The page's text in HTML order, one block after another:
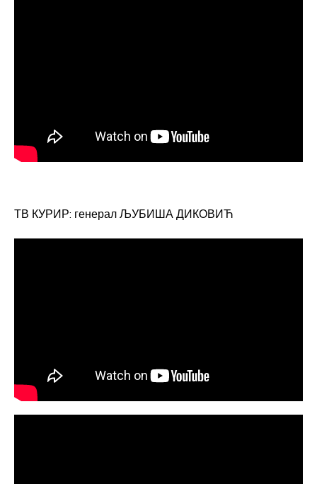
ТВ КУРИР: генерал ЉУБИША ДИКОВИЋ